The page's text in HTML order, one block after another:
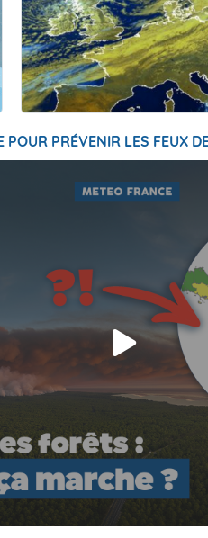
POUR PRÉVENIR LES FEUX